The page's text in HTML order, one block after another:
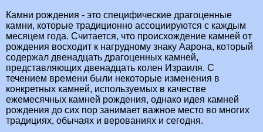
Камни рождения - это специфические драгоценные
камни, которые традиционно ассоциируются с каждым
месяцем года. Считается, что происхождение камней от
рождения восходит к нагрудному знаку Аарона, который
содержал двенадцать драгоценных камней,
представляющих двенадцать колен Израиля. С
течением времени были некоторые изменения в
конкретных камней, используемых в качестве
ежемесячных камней рождения, однако идея камней
рождения до сих пор занимает важное место во многих
традициях, обычаях и верованиях и сегодня.